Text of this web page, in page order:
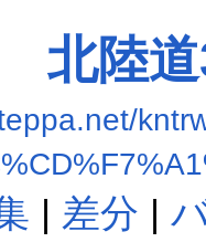
北陸道
| 差分 |